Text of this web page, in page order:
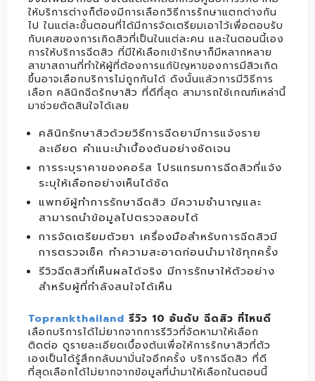
ให้บริการต่างก็ต้องมีการเลือกวิธีการรักษาแตกต่างกัน
ไป ในแต่ละขั้นตอนที่ได้มีการจัดเตรียมเอาไว้เพื่อตอบรับ
กับเคสของการเกิดสิวที่เป็นในแต่ละคน และในตอนนี้เอง
การให้บริการฉีดสิว ที่มีให้เลือกเข้ารักษาก็มีหลากหลาย
สาขาสถานที่ทำให้ผู้ที่ต้องการแก้ปัญหาของการมีสิวเกิด
ขึ้นอาจเลือกบริการไม่ถูกกันได้ ดังนั้นแล้วการมีวิธีการ
เลือก คลินิกฉีดรักษาสิว ที่ดีที่สุด สามารถใช้เกณฑ์เหล่านี้
มาช่วยตัดสินใจได้เลย
คลินิกรักษาสิวด้วยวิธีการฉีดยามีการแจ้งราย
ละเอียด คำแนะนำเบื้องต้นอย่างชัดเจน
การระบุราคาของคอร์ส โปรแกรมการฉีดสิวที่แจ้ง
ระบุให้เลือกอย่างเห็นได้ชัด
แพทย์ผู้ทำการรักษาฉีดสิว มีความชำนาญและ
สามารถนำข้อมูลไปตรวจสอบได้
การจัดเตรียมตัวยา เครื่องมือสำหรับการฉีดสิวมี
การตรวจเช็ค ทำความสะอาดก่อนนำมาใช้ทุกครั้ง
รีวิวฉีดสิวที่เห็นผลได้จริง มีการรักษาให้ตัวอย่าง
สำหรับผู้ที่กำลังสนใจได้เห็น
Toprankthailand รีวิว 10 อันดับ ฉีดสิว ที่ไหนดี
เลือกบริการได้ไม่ยากจากการรีวิวที่จัดหามาให้เลือก
ติดต่อ ดูรายละเอียดเบื้องต้นเพื่อให้การรักษาสิวที่ตัว
เองเป็นได้รู้สึกกลับมามั่นใจอีกครั้ง บริการฉีดสิว ที่ดี
ที่สุดเลือกได้ไม่ยากจากข้อมูลที่นำมาให้เลือกในตอนนี้